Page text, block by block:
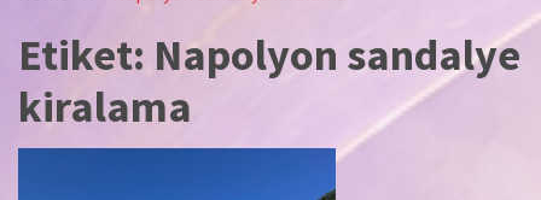
Etiket: Napolyon sandalye
kiralama